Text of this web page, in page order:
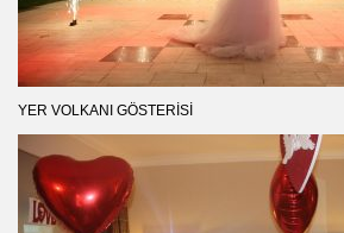
YER VOLKANI GÖSTERISI